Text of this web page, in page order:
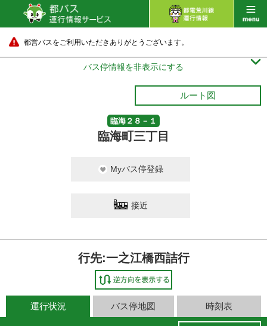
都営バスをご利用いただきありがとうございます。
バス停情報を非表示にする 
ルート図
臨海２８－１
臨海町三丁目
Myバス停登録
接近
行先:一之江橋西詰行
運行状況 バス停地図 時刻表